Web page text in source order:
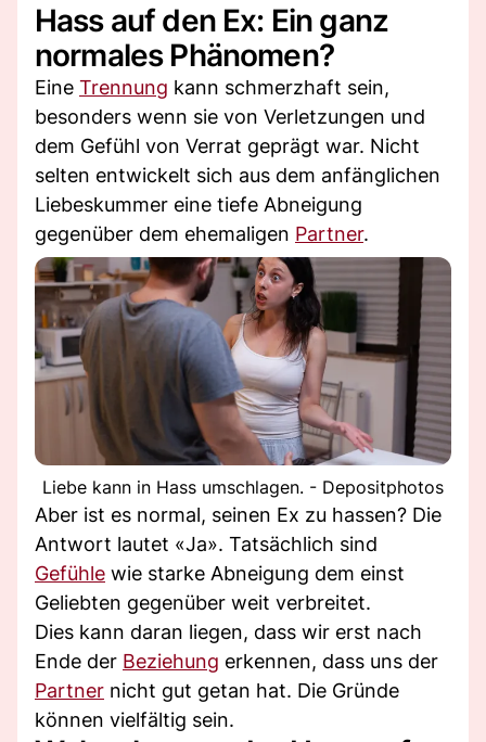
Hass auf den Ex: Ein ganz
normales Phänomen?
Eine Trennung kann schmerzhaft sein,
besonders wenn sie von Verletzungen und
dem Gefühl von Verrat geprägt war. Nicht
selten entwickelt sich aus dem anfänglichen
Liebeskummer eine tiefe Abneigung
gegenüber dem ehemaligen Partner.
Liebe kann in Hass umschlagen. - Depositphotos
Aber ist es normal, seinen Ex zu hassen? Die
Antwort lautet «Ja». Tatsächlich sind
Gefühle wie starke Abneigung dem einst
Geliebten gegenüber weit verbreitet.
Dies kann daran liegen, dass wir erst nach
Ende der Beziehung erkennen, dass uns der
Partner nicht gut getan hat. Die Gründe
können vielfältig sein.